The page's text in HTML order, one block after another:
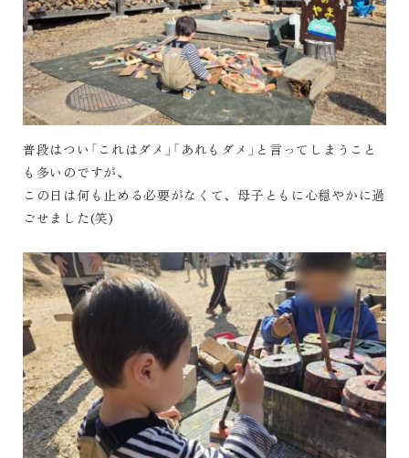
普段はつい「これはダメ」「あれもダメ」と言ってしまうこと
も多いのですが、
この日は何も止める必要がなくて、母子ともに心穏やかに過
ごせました(笑)